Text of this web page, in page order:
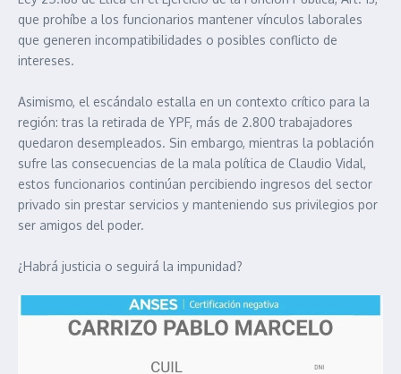
que prohíbe a los funcionarios mantener vínculos laborales
que generen incompatibilidades o posibles conflicto de
intereses.
Asimismo, el escándalo estalla en un contexto crítico para la
región: tras la retirada de YPF, más de 2.800 trabajadores
quedaron desempleados. Sin embargo, mientras la población
sufre las consecuencias de la mala política de Claudio Vidal,
estos funcionarios continúan percibiendo ingresos del sector
privado sin prestar servicios y manteniendo sus privilegios por
ser amigos del poder.
¿Habrá justicia o seguirá la impunidad?